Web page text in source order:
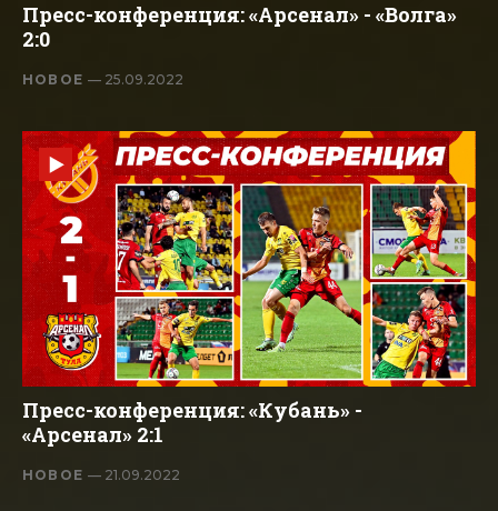
Пресс-конференция: «Арсенал» - «Волга»
2:0
НОВОЕ— 25.09.2022
Пресс-конференция: «Кубань» -
«Арсенал» 2:1
НОВОЕ— 21.09.2022